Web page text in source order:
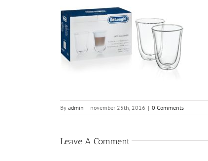
By admin | november 25th, 2016 | 0 Comments
Leave A Comment